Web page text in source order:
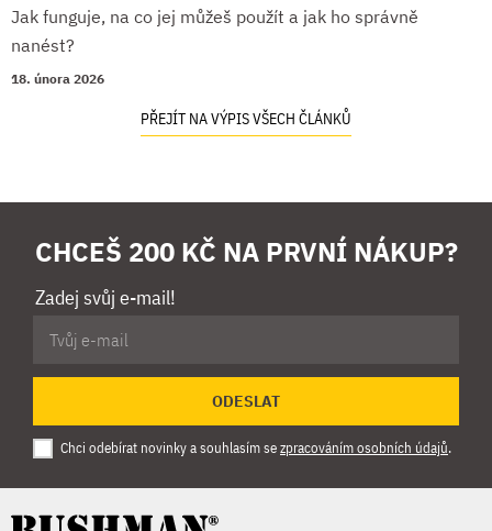
Jak funguje, na co jej můžeš použít a jak ho správně
nanést?
18. února 2026
PŘEJÍT NA VÝPIS VŠECH ČLÁNKŮ
CHCEŠ 200 KČ NA PRVNÍ NÁKUP?
Zadej svůj e-mail!
ODESLAT
Chci odebírat novinky a souhlasím sezpracováním osobních údajů.